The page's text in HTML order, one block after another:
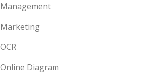
Management
Marketing
OCR
Online Diagram